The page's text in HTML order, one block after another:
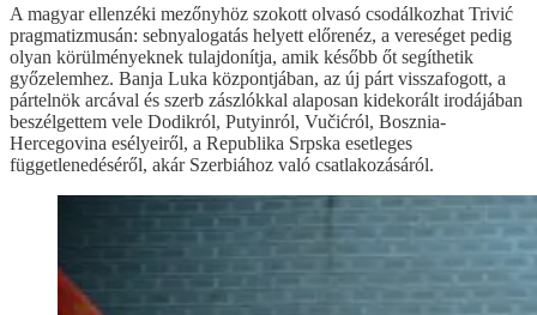
A magyar ellenzéki mezőnyhöz szokott olvasó csodálkozhat Trivić
pragmatizmusán: sebnyalogatás helyett előrenéz, a vereséget pedig
olyan körülményeknek tulajdonítja, amik később őt segíthetik
győzelemhez. Banja Luka központjában, az új párt visszafogott, a
pártelnök arcával és szerb zászlókkal alaposan kidekorált irodájában
beszélgettem vele Dodikról, Putyinról, Vučićról, Bosznia-
Hercegovina esélyeiről, a Republika Srpska esetleges
függetlenedéséről, akár Szerbiához való csatlakozásáról.